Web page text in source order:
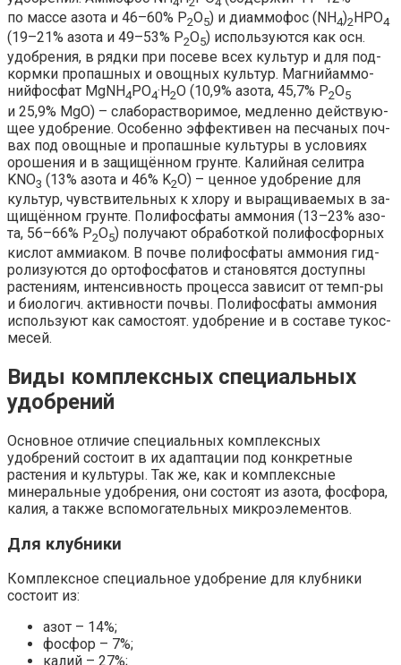
по мас­се азо­та и 46–60% P2O5) и ди­ам­мо­фос (NH4)2HPO4
(19–21% азо­та и 49–53% P2O5) ис­поль­зу­ют­ся как осн.
удоб­ре­ния, в ряд­ки при по­се­ве всех куль­тур и для под­
корм­ки про­паш­ных и овощ­ных куль­тур. Маг­ний­ам­мо­
ний­фос­фат МgNH4 PO4· H2O (10,9% азо­та, 45,7% P2O5
и 25,9% MgO) – сла­бо­рас­тво­ри­мое, мед­лен­но дей­ст­вую­
щее удоб­ре­ние. Осо­бен­но эф­фек­ти­вен на пес­ча­ных поч­
вах под овощ­ные и про­паш­ные куль­ту­ры в ус­ло­ви­ях
оро­ше­ния и в за­щи­щён­ном грун­те. Ка­лий­ная се­лит­ра
KNO3 (13% азо­та и 46% K2O) – цен­ное удоб­ре­ние для
куль­тур, чув­ст­ви­тель­ных к хло­ру и вы­ра­щи­вае­мых в за­
щи­щён­ном грун­те. По­ли­фос­фа­ты ам­мо­ния (13–23% азо­
та, 56–66% P2O5) по­лу­ча­ют об­ра­бот­кой по­ли­фос­фор­ных
ки­слот ам­миа­ком. В поч­ве по­ли­фос­фа­ты ам­мо­ния гид­
ро­ли­зу­ют­ся до ор­то­фос­фа­тов и ста­но­вят­ся дос­туп­ны
рас­те­ни­ям, ин­тен­сив­ность про­цес­са за­ви­сит от темп-ры
и био­ло­гич. ак­тив­но­сти поч­вы. По­ли­фос­фа­ты ам­мо­ния
ис­поль­зу­ют как са­мо­сто­ят. удоб­ре­ние и в со­ста­ве ту­кос­
ме­сей.
Виды комплексных специальных
удобрений
Основное отличие специальных комплексных
удобрений состоит в их адаптации под конкретные
растения и культуры. Так же, как и комплексные
минеральные удобрения, они состоят из азота, фосфора,
калия, а также вспомогательных микроэлементов.
Для клубники
Комплексное специальное удобрение для клубники
состоит из:
азот – 14%;
фосфор – 7%;
калий – 27%;